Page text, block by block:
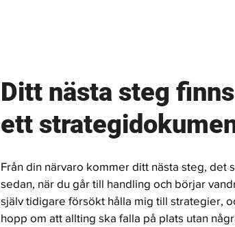
Ditt nästa steg
ett
Från din närvaro kommer ditt nästa steg, det
sedan, när du går till handling och börjar
själv tidigare försökt hålla mig till strategier,
hopp om att allting ska falla på plats utan